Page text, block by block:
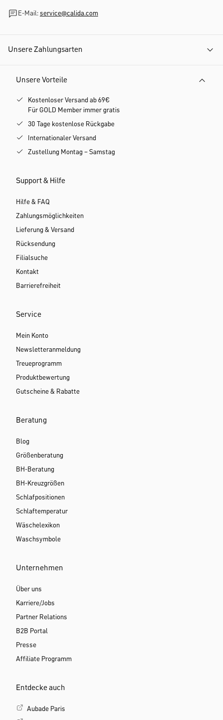
E-Mail: service@calida.com
Unsere Zahlungsarten
Unsere Vorteile
Kostenloser Versand ab 69€
Für GOLD Member immer gratis
30 Tage kostenlose Rückgabe
Internationaler Versand
Zustellung Montag – Samstag
Support & Hilfe
Hilfe & FAQ
Zahlungsmöglichkeiten
Lieferung & Versand
Rücksendung
Filialsuche
Kontakt
Barrierefreiheit
Service
Mein Konto
Newsletteranmeldung
Treueprogramm
Produktbewertung
Gutscheine & Rabatte
Beratung
Blog
Größenberatung
BH-Beratung
BH-Kreuzgrößen
Schlafpositionen
Schlaftemperatur
Wäschelexikon
Waschsymbole
Unternehmen
Über uns
Karriere/Jobs
Partner Relations
B2B Portal
Presse
Affiliate Programm
Entdecke auch
Aubade Paris